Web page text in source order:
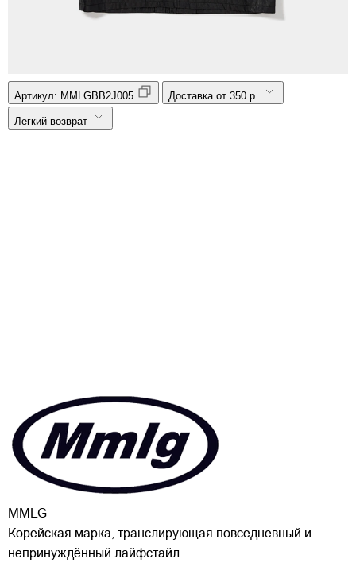
Артикул: MMLGBB2J005 Доставка от 350 р.
Легкий возврат
MMLG
Корейская марка, транслирующая повседневный и
непринуждённый лайфстайл.